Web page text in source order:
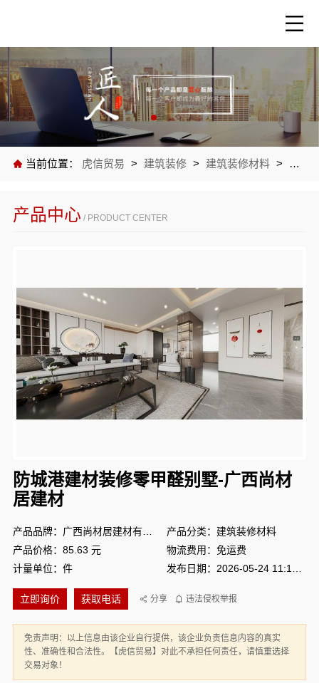
当前位置： 虎信贸易 > 建筑装修 > 建筑装修材料 > 公司
产品中心 / PRODUCT CENTER
防城港建材装修零甲醛别墅-广西尚材
居建材
产品品牌：广西尚材居建材有限公司
产品分类：建筑装修材料
产品价格：85.63 元
物流费用：免运费
计量单位：件
立即询价 获取电话 分享 违法侵权举报
免责声明：以上信息由该企业自行提供，该企业负责信息内容的真实
性、准确性和合法性。【虎信贸易】对此不承担任何责任，请慎重选择
交易对象！